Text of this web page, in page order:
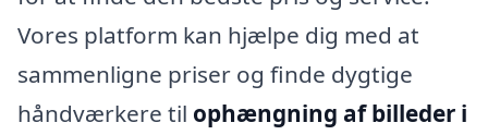
Vores platform kan hjælpe dig med at
sammenligne priser og finde dygtige
håndværkere til ophængning af billeder i